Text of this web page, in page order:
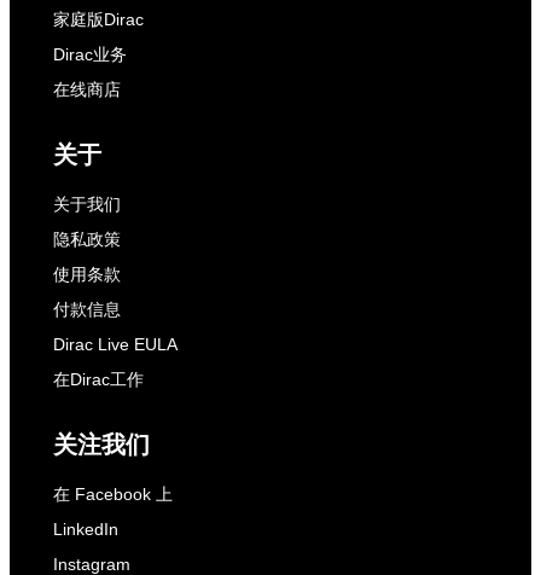
家庭版Dirac
Dirac业务
在线商店
关于
关于我们
隐私政策
使用条款
付款信息
Dirac Live EULA
在Dirac工作
关注我们
在 Facebook 上
LinkedIn
Instagram